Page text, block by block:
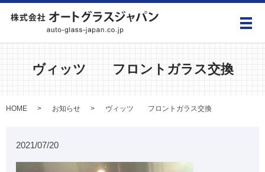
メ
ヴィッツ フロントガラス交換
HOME お知らせ ヴィッツ フロントガラス交換
2021/07/20